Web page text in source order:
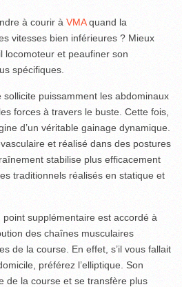
à courir à VMAquand la
vitesses bien inférieures ? Mieux
locomoteur et peaufiner son
spécifiques.
sollicite puissamment les abdominaux
forces à travers le buste. Cette fois,
d’un véritable gainage dynamique.
et réalisé dans des postures
stabilise plus efficacement
traditionnels réalisés en statique et
supplémentaire est accordé à
des chaînes musculaires
de la course. En effet, s’il vous fallait
préférez l’elliptique. Son
de la course et se transfère plus